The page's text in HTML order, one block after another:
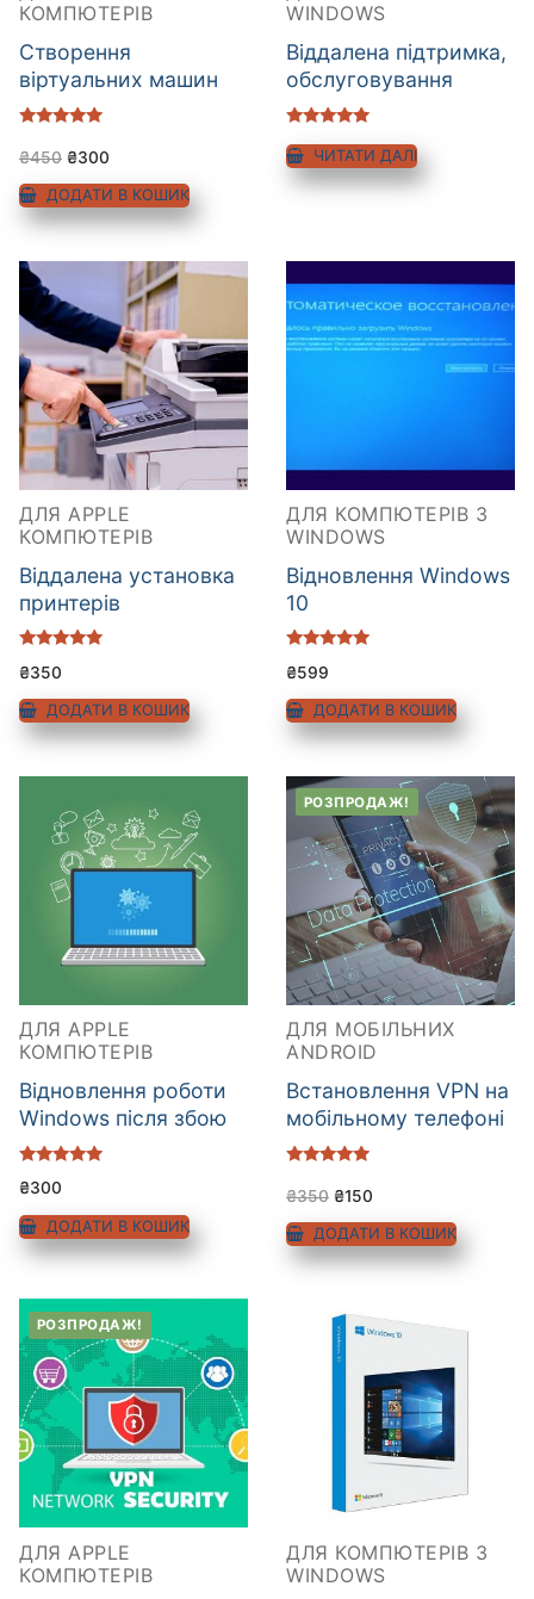
КОМПЮТЕРІВ
Cтворення
віртуальних машин
5.00
₴450 ₴300
ДОДАТИ В КОШИК
WINDOWS
Віддалена підтримка,
обслуговування
5.00
з 5
ЧИТАТИ ДАЛІ
ДЛЯ APPLE
КОМПЮТЕРІВ
Віддалена установка
принтерів
5.00
₴350
ДОДАТИ В КОШИК
ДЛЯ КОМПЮТЕРІВ З
WINDOWS
Відновлення Windows
10
5.00
₴599
ДОДАТИ В КОШИК
ДЛЯ APPLE
КОМПЮТЕРІВ
Відновлення роботи
Windows після збою
5.00
₴300
ДОДАТИ В КОШИК
РОЗПРОДАЖ!
ДЛЯ МОБІЛЬНИХ
ANDROID
Встановлення VPN на
мобільному телефоні
5.00
₴350 ₴150
ДОДАТИ В КОШИК
РОЗПРОДАЖ!
ДЛЯ APPLE
КОМПЮТЕРІВ
ДЛЯ КОМПЮТЕРІВ З
WINDOWS